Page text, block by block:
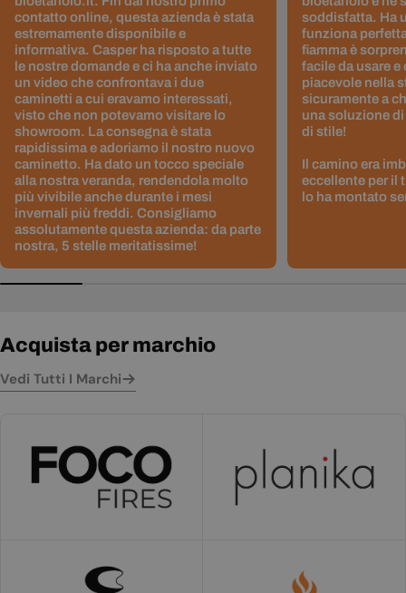
contatto online, questa azienda è stata
estremamente disponibile e
informativa. Casper ha risposto a tutte
le nostre domande e ci ha anche inviato
un video che confrontava i due
caminetti a cui eravamo interessati,
visto che non potevamo visitare lo
showroom. La consegna è stata
rapidissima e adoriamo il nostro nuovo
caminetto. Ha dato un tocco speciale
alla nostra veranda, rendendola molto
più vivibile anche durante i mesi
invernali più freddi. Consigliamo
assolutamente questa azienda: da parte
nostra, 5 stelle meritatissime!
soddisfatta. Ha
funziona
fiamma è
facile da usare e
piacevole nella
sicuramente a
una soluzione
di stile!
Il camino era
eccellente per il
lo ha montato
Acquista per marchio
Vedi Tutti I Marchi